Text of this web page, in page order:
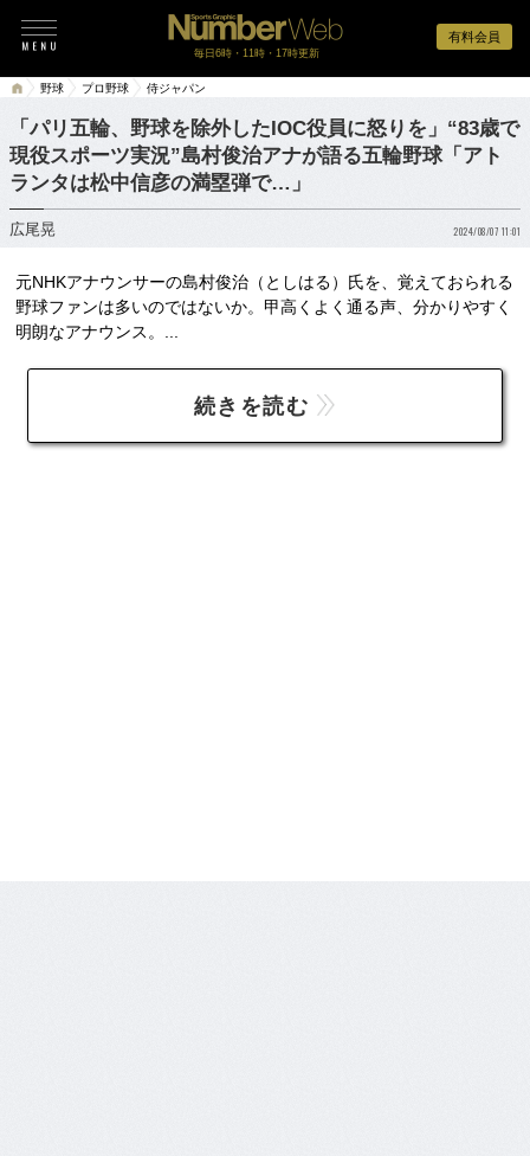
有料会員
毎日6時・11時・17時更新
野球 プロ野球 侍ジャパン
「パリ五輪、野球を除外したIOC役員に怒りを」“83歳で
現役スポーツ実況”島村俊治アナが語る五輪野球「アト
ランタは松中信彦の満塁弾で…」
広尾晃 2024/08/07 11:01
元NHKアナウンサーの島村俊治（としはる）氏を、覚えておられる
野球ファンは多いのではないか。甲高くよく通る声、分かりやすく
明朗なアナウンス。...
続きを読む